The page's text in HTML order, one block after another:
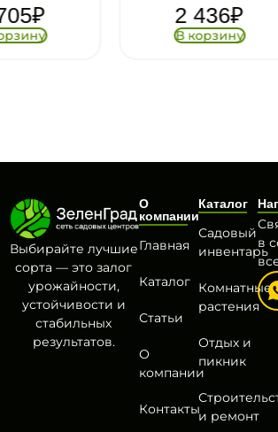
Выбирайте лучшие
сорта — это залог
урожайности,
устойчивости и
стабильных
результатов.
О
компании
Главная
Каталог
Статьи
О
компании
Контакты
Каталог
Садовый
инвентарь
Комнатные
растения
Отдых и
пикник
и ремонт
в